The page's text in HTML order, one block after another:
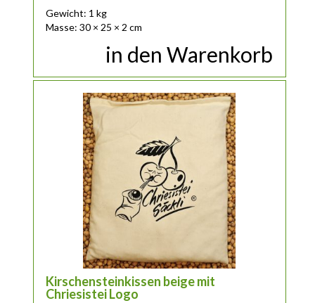
Gewicht: 1 kg
Masse: 30 × 25 × 2 cm
in den Warenkorb
Kirschensteinkissen beige mit
Chriesistei Logo